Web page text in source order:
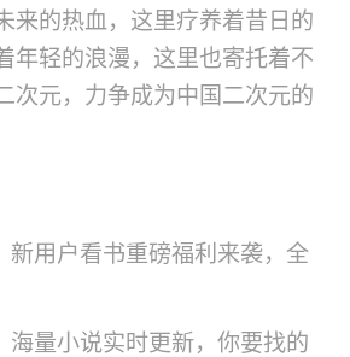
来的热血，这里疗养着昔日的
年轻的浪漫，这里也寄托着不
次元，力争成为中国二次元的
新用户看书重磅福利来袭，全
海量小说实时更新，你要找的